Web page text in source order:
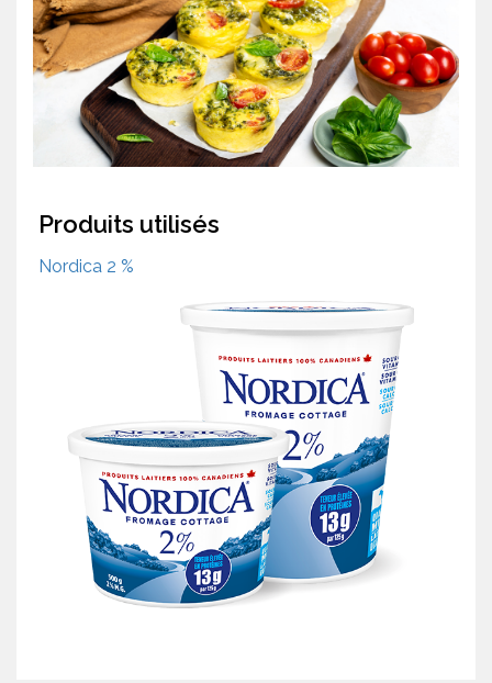
Produits utilisés
Nordica 2 %